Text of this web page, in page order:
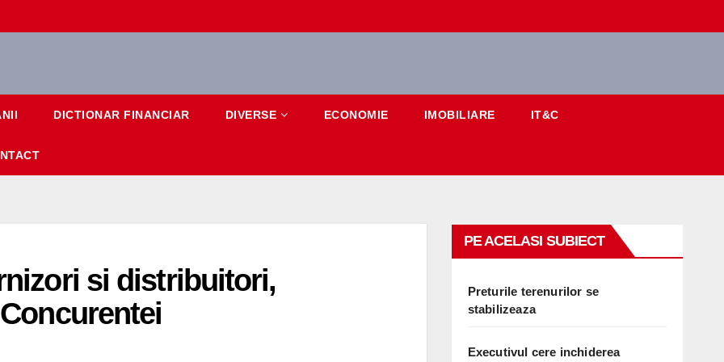
DICTIONAR FINANCIAR DIVERSE ECONOMIE IMOBILIARE IT&C
si distribuitori,
PE ACELASI SUBIECT
Preturile terenurilor se
stabilizeaza
Executivul cere inchiderea